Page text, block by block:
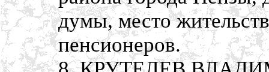
думы, место
пенсионеров.